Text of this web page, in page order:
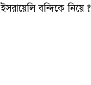
ইসরায়েলি বন্দিকে নিয়ে ?